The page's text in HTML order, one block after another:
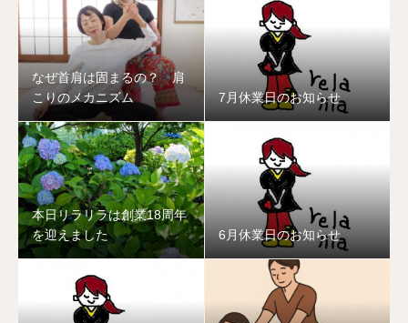
なぜ首肩は固まるの？ 肩
こりのメカニズム
7月休業日のお知らせ
本日リラリラは創業18周年
を迎えました
6月休業日のお知らせ